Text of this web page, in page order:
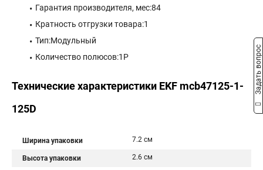
Гарантия производителя, мес:84
Кратность отгрузки товара:1
Тип:Модульный
Количество полюсов:1P
Технические характеристики EKF mcb47125-1-
125D
Ширина упаковки 7.2 см
Высота упаковки 2.6 см
Задать вопрос